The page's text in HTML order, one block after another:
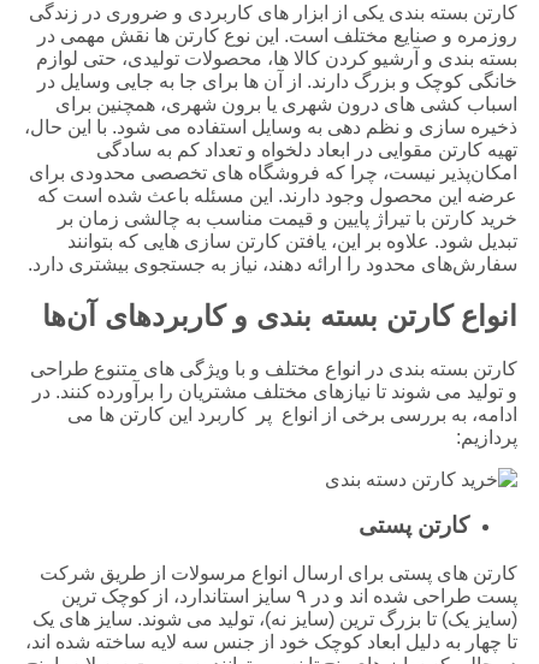
کارتن بسته بندی یکی از ابزار های کاربردی و ضروری در زندگی
روزمره و صنایع مختلف است. این نوع کارتن‌ ها نقش مهمی در
بسته ‌بندی و آرشیو کردن کالا ها، محصولات تولیدی، حتی لوازم
خانگی کوچک و بزرگ دارند. از آن‌ ها برای جا به ‌جایی وسایل در
اسباب‌ کشی ‌های درون ‌شهری یا برون ‌شهری، همچنین برای
ذخیره‌ سازی و نظم ‌دهی به وسایل استفاده می ‌شود. با این ‌حال،
تهیه کارتن مقوایی در ابعاد دلخواه و تعداد کم به ‌سادگی
امکان‌پذیر نیست، چرا که فروشگاه ‌های تخصصی محدودی برای
عرضه این محصول وجود دارند. این مسئله باعث شده است که
خرید کارتن با تیراژ پایین و قیمت مناسب به چالشی زمان‌ بر
تبدیل شود. علاوه بر این، یافتن کارتن ‌سازی‌ هایی که بتوانند
سفارش‌های محدود را ارائه دهند، نیاز به جستجوی بیشتری دارد.
انواع کارتن بسته بندی و کاربردهای آن‌ها
کارتن بسته بندی در انواع مختلف و با ویژگی‌ های متنوع طراحی
و تولید می ‌شوند تا نیازهای مختلف مشتریان را برآورده کنند. در
ادامه، به بررسی برخی از انواع پر کاربرد این کارتن ‌ها می
‌پردازیم:
کارتن پستی
کارتن‌ های پستی برای ارسال انواع مرسولات از طریق شرکت
پست طراحی شده‌ اند و در ۹ سایز استاندارد، از کوچک ‌ترین
(سایز یک) تا بزرگ ‌ترین (سایز نه)، تولید می ‌شوند. سایز های یک
تا چهار به دلیل ابعاد کوچک خود از جنس سه لایه ساخته شده ‌اند،